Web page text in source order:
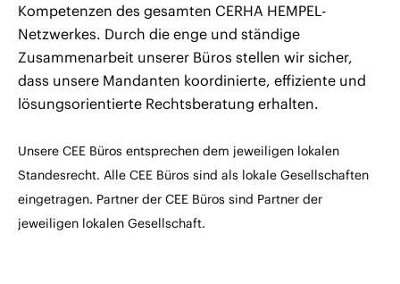
Kompetenzen des gesamten CERHA HEMPEL-
Netzwerkes. Durch die enge und ständige
Zusammenarbeit unserer Büros stellen wir sicher,
dass unsere Mandanten koordinierte, effiziente und
lösungsorientierte Rechtsberatung erhalten.
Unsere CEE Büros entsprechen dem jeweiligen lokalen
Standesrecht. Alle CEE Büros sind als lokale Gesellschaften
eingetragen. Partner der CEE Büros sind Partner der
jeweiligen lokalen Gesellschaft.